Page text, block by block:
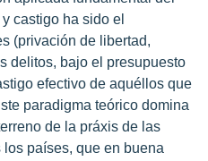
castigo ha sido el
(privación de libertad,
delitos, bajo el presupuesto
efectivo de aquéllos que
paradigma teórico domina
de la práxis de las
países, que en buena